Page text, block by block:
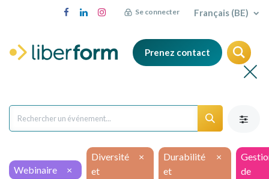
Se connecter Français (BE)
Prenez contact
Webinaire ×
Diversité
et
×
Durabilité
et
×
de